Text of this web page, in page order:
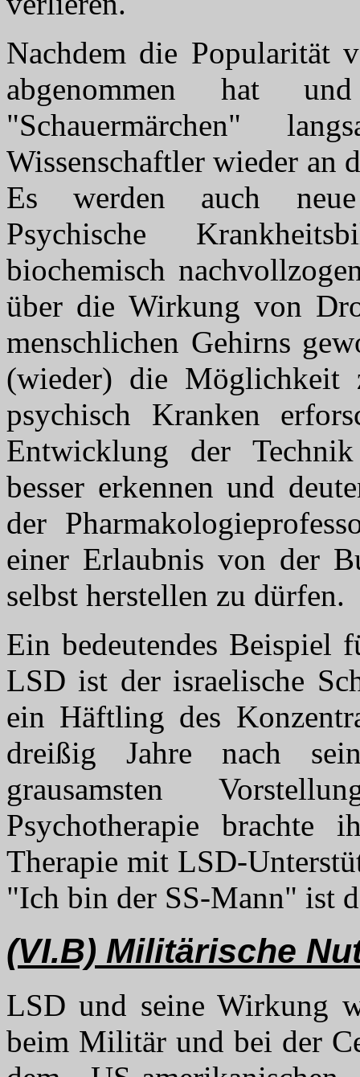
Nachdem die Popularität
abgenommen hat
"Schauermärchen"
Wissenschaftler wieder
Es werden auch neue
Psychische
biochemisch
über die Wirkung von
menschlichen Gehirns
(wieder) die Möglichkeit
psychisch Kranken
Entwicklung der
besser erkennen und
der
einer Erlaubnis von der
selbst herstellen zu dürfen.
Ein bedeutendes Beispiel
LSD ist der israelische
ein Häftling des
dreißig Jahre nach
grausamsten
Psychotherapie brachte
Therapie mit LSD-
"Ich bin der SS-Mann" ist
(VI.B) Militärische
LSD und seine Wirkung
beim Militär und bei der